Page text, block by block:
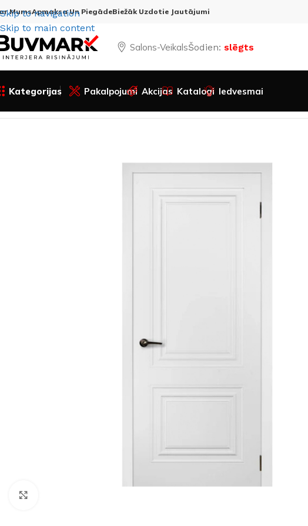
Skip to navigation
Skip to main content
MumsApmaksa Un PiegādeBiežāk Uzdotie Jautājumi
Salons-VeikalsŠodien: slēgts
Kategorijas Pakalpojumi Akcijas Katalogi Iedvesmai